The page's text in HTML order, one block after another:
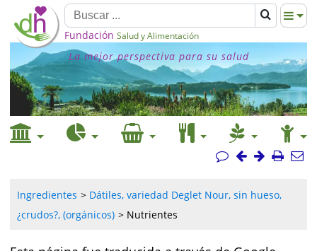
Fundación Salud y Alimentación
La mejor perspectiva para su salud
Ingredientes
Dátiles, variedad Deglet Nour, sin hueso,
¿crudos?, (orgánicos)
Nutrientes